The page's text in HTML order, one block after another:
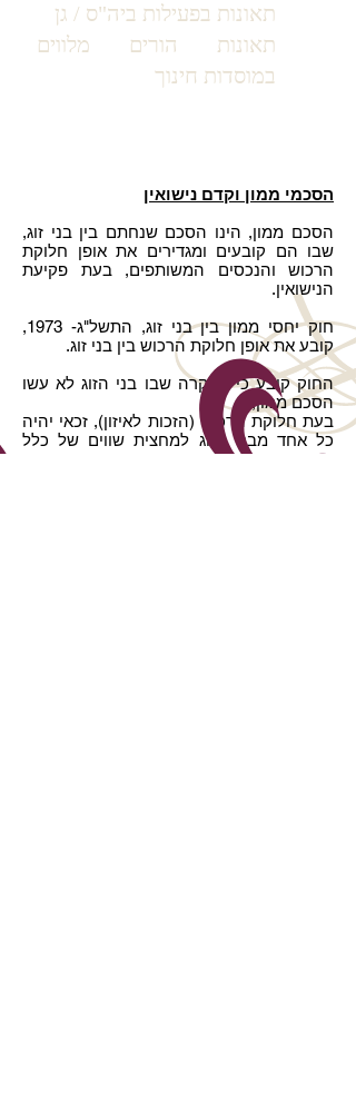
תאונות בפעילות ביה"ס / גן
תאונות הורים מלווים
במוסדות חינוך
הסכמי ממון וקדם נישואין
הסכם ממון, הינו הסכם שנחתם בין בני זוג,
שבו הם קובעים ומגדירים את אופן חלוקת
הרכוש והנכסים המשותפים, בעת פקיעת
הנישואין.
חוק יחסי ממון בין בני זוג, התשל"ג- 1973,
קובע את אופן חלוקת הרכוש בין בני זוג.
החוק קובע כי במקרה שבו בני הזוג לא עשו
הסכם ממון,
בעת חלוקת הרכוש (הזכות לאיזון), זכאי יהיה
כל אחד מבני הזוג למחצית שווים של כלל
נכסי בני הזוג.